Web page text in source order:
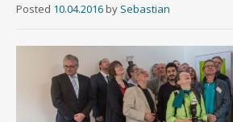
Posted 10.04.2016 by Sebastian